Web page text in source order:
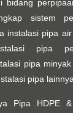
bidang
sistem
instalasi pipa
pipa
pipa
pipa lainnya.
Pipa HDPE